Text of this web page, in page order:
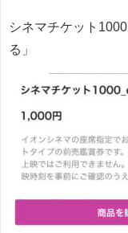
シネマチケット
る」